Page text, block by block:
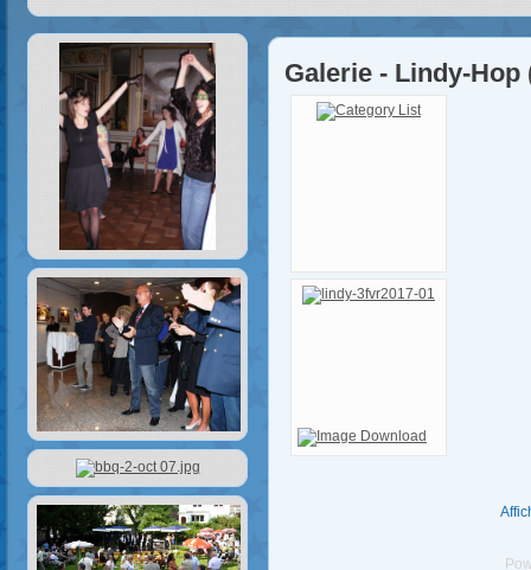
Galerie - Lindy-Hop